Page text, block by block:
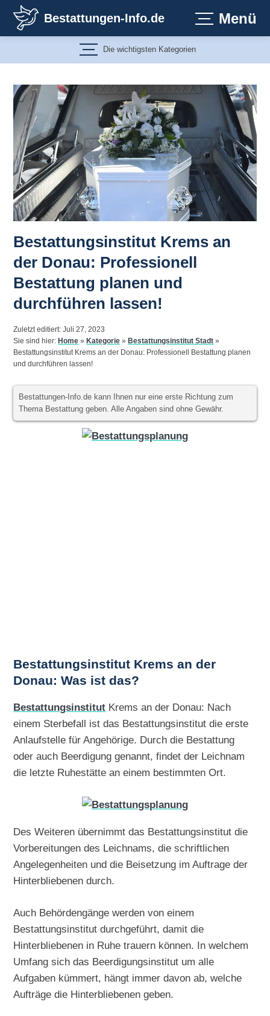
Inhalt
springen
Bestattungen-Info.de Menü
Die wichtigsten Kategorien
Bestattungsinstitut Krems an
der Donau: Professionell
Bestattung planen und
durchführen lassen!
Zuletzt editiert: Juli 27, 2023
Sie sind hier: Home » Kategorie » Bestattungsinstitut Stadt »
Bestattungsinstitut Krems an der Donau: Professionell Bestattung planen
und durchführen lassen!
Bestattungen-Info.de kann Ihnen nur eine erste Richtung zum
Thema Bestattung geben. Alle Angaben sind ohne Gewähr.
Bestattungsinstitut Krems an der
Donau: Was ist das?
Bestattungsinstitut Krems an der Donau: Nach
einem Sterbefall ist das Bestattungsinstitut die erste
Anlaufstelle für Angehörige. Durch die Bestattung
oder auch Beerdigung genannt, findet der Leichnam
die letzte Ruhestätte an einem bestimmten Ort.
Des Weiteren übernimmt das Bestattungsinstitut die
Vorbereitungen des Leichnams, die schriftlichen
Angelegenheiten und die Beisetzung im Auftrage der
Hinterbliebenen durch.
Auch Behördengänge werden von einem
Bestattungsinstitut durchgeführt, damit die
Hinterbliebenen in Ruhe trauern können. In welchem
Umfang sich das Beerdigungsinstitut um alle
Aufgaben kümmert, hängt immer davon ab, welche
Aufträge die Hinterbliebenen geben.